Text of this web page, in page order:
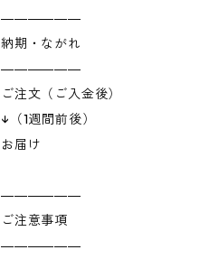
――――――
納期・ながれ
――――――
ご注文（ご入金後）
↓（1週間前後）
お届け
――――――
ご注意事項
――――――